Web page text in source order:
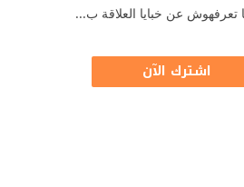
عن خبايا العلاقة ب...
اشترك الآن